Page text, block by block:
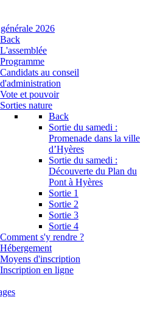
2026
Back
L'assemblée
Programme
Candidats au conseil
d'administration
Vote et pouvoir
Sorties nature
Back
Sortie du samedi :
Promenade dans la ville
d’Hyères
Sortie du samedi :
Découverte du Plan du
Pont à Hyères
Sortie 1
Sortie 2
Sortie 3
Sortie 4
Comment s'y rendre ?
Hébergement
Moyens d'inscription
Inscription en ligne